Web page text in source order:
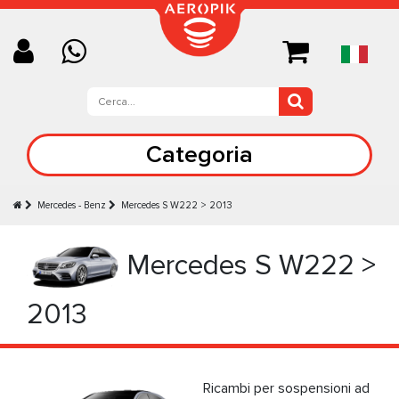
Categoria
Mercedes - Benz Mercedes S W222 > 2013
Mercedes S W222 >
2013
Ricambi per sospensioni ad